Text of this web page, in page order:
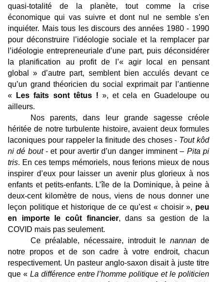
quasi-totalité de la planète, tout comme la crise
économique qui vas suivre et dont nul ne semble s’en
inquiéter. Mais tous les discours des années 1980 - 1990
pour déconstruire l’idéologie sociale et la remplacer par
l’idéologie entrepreneuriale d’une part, puis déconsidérer
la planification au profit de l’« agir local en pensant
global » d’autre part, semblent bien acculés devant ce
qu’un grand théoricien du social exprimait par l’antienne
«
Les faits sont têtus ! », et cela en Guadeloupe ou
ailleurs.
Nos parents, dans leur grande sagesse créole
héritée de notre turbulente histoire, avaient deux formules
laconiques pour rappeler la finitude des choses - Tout kôd
ni dé bout- et pour avertir d’un danger imminent – Pita pi
tris. En ces temps mémoriels, nous ferions mieux de nous
inspirer d’eux pour laisser un avenir plus glorieux à nos
enfants et petits-enfants. L’île de la Dominique, à peine à
deux-cent kilomètre de nous, viens de nous donner une
leçon politique et historique de ce qu’est « choisir », peu
en importe le coût financier, dans sa gestion de la
COVID mais pas seulement.
Ce préalable, nécessaire, introduit lenannan de
notre propos et de son cadre à votre endroit, chacun
respectivement. Un pasteur anglo-saxon disait à juste titre
que « La différence entre l’homme politique et le politicien